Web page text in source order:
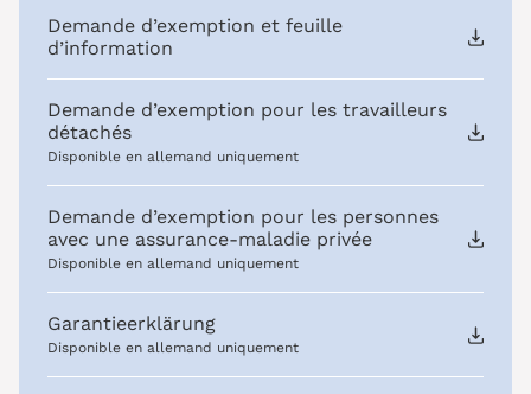
Demande d’exemption et feuille
d’information
Demande d’exemption pour les travailleurs
détachés
Disponible en allemand uniquement
Demande d’exemption pour les personnes
avec une assurance-maladie privée
Disponible en allemand uniquement
Garantieerklärung
Disponible en allemand uniquement